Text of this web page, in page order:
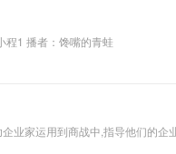
籍中有关孔子生平事迹的相关
形式和简明浅近的语言，系统地
其弟子的言行、思想以及春秋时
示范意义。该得的就得，不该得
大弟子 孔子“三十而
他破解了易经数千年的不传之秘,掌握了前知五百年后知五百载的神秘心法,却无法破解自己的人生命运——一位周易大师的传奇人生…… 作者：程小程1 播者：馋嘴的青蛙
家运用到商战中,指导他们的企